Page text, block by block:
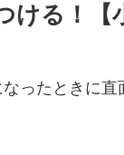
ける！【
ったときに直